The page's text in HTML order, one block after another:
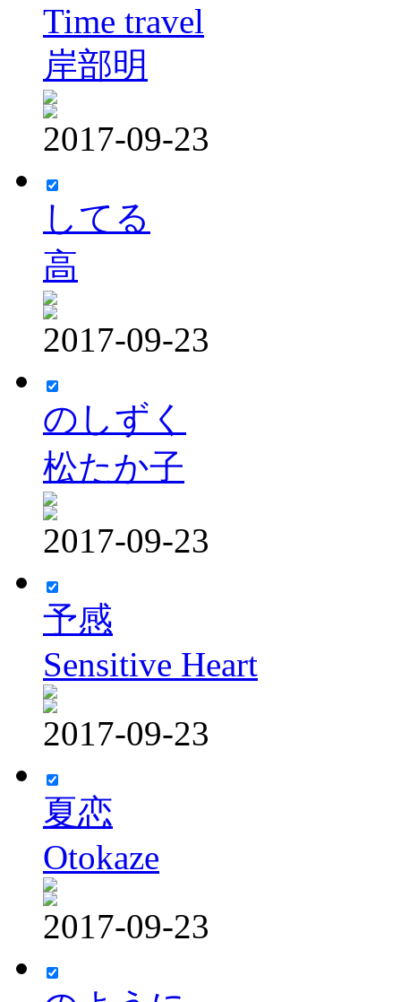
Time travel
岸部明
2017-09-23
してる
高
2017-09-23
のしずく
松たか子
2017-09-23
予感
Sensitive Heart
2017-09-23
夏恋
Otokaze
2017-09-23